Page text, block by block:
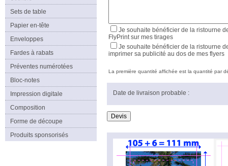
Sets de table
Papier en-tête
Enveloppes
Fardes à rabats
Préventes numérotées
Bloc-notes
Impression digitale
Composition
Forme de découpe
Produits sponsorisés
Je souhaite bénéficier de la ristourne
FlyPrint sur mes tirages
Je souhaite bénéficier de la ristourne
imprimer sa publicité au dos de mes flyers
La première quantité affichée est la quantité par
Date de livraison probable :